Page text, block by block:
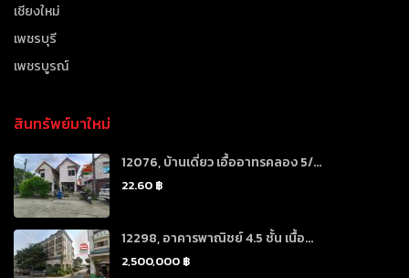
เชียงใหม่
เพชรบุรี
เพชรบูรณ์
สินทรัพย์มาใหม่
12076, บ้านเดี่ยว เอื้ออาทรคลอง 5/...
22.60 ฿
12298, อาคารพาณิชย์ 4.5 ชั้น เนื้อ...
2,500,000 ฿